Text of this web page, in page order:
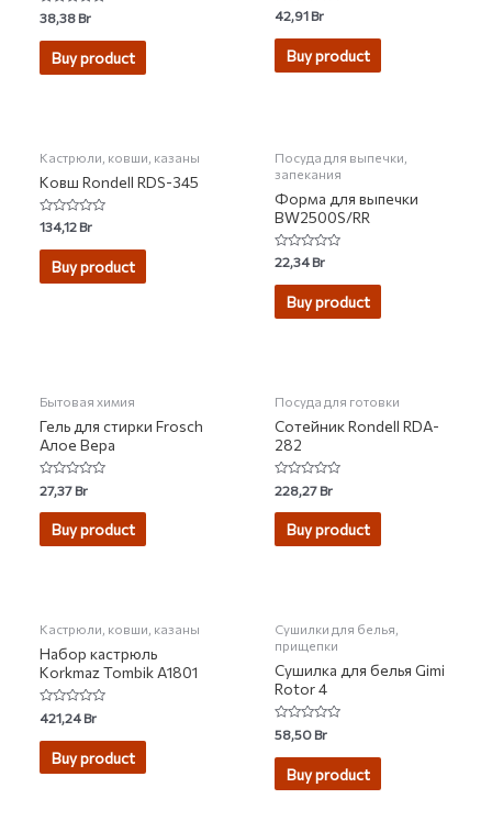
Rated
0
out
38,38Br
Buy product
Rated
0
out
42,91Br
Buy product
Кастрюли, ковши, казаны
Ковш Rondell RDS-345
Rated
0
out
134,12Br
Buy product
Посуда для выпечки,
запекания
Форма для выпечки
BW2500S/RR
Rated
0
out
22,34Br
Buy product
Бытовая химия
Гель для стирки Frosch
Алое Вера
Rated
0
out
27,37Br
Buy product
Посуда для готовки
Сотейник Rondell RDA-
282
Rated
0
out
228,27Br
Buy product
Кастрюли, ковши, казаны
Набор кастрюль
Korkmaz Tombik A1801
Rated
0
out
421,24Br
Buy product
Сушилки для белья,
прищепки
Сушилка для белья Gimi
Rotor 4
Rated
0
out
58,50Br
Buy product